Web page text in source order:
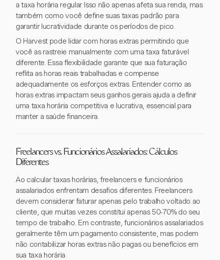
a taxa horária regular. Isso não apenas afeta sua renda, mas
também como você define suas taxas padrão para
garantir lucratividade durante os períodos de pico.
O Harvest pode lidar com horas extras permitindo que
você as rastreie manualmente com uma taxa faturável
diferente. Essa flexibilidade garante que sua faturação
reflita as horas reais trabalhadas e compense
adequadamente os esforços extras. Entender como as
horas extras impactam seus ganhos gerais ajuda a definir
uma taxa horária competitiva e lucrativa, essencial para
manter a saúde financeira.
Freelancers vs. Funcionários Assalariados: Cálculos
Diferentes
Ao calcular taxas horárias, freelancers e funcionários
assalariados enfrentam desafios diferentes. Freelancers
devem considerar faturar apenas pelo trabalho voltado ao
cliente, que muitas vezes constitui apenas 50-70% do seu
tempo de trabalho. Em contraste, funcionários assalariados
geralmente têm um pagamento consistente, mas podem
não contabilizar horas extras não pagas ou benefícios em
sua taxa horária.